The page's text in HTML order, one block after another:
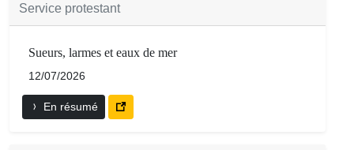
Service protestant
Sueurs, larmes et eaux de mer
12/07/2026
En résumé